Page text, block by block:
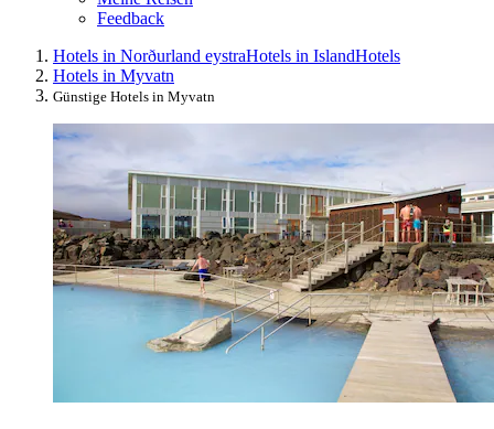
Feedback
Hotels in Norðurland eystraHotels in IslandHotels
Hotels in Myvatn
Günstige Hotels in Myvatn